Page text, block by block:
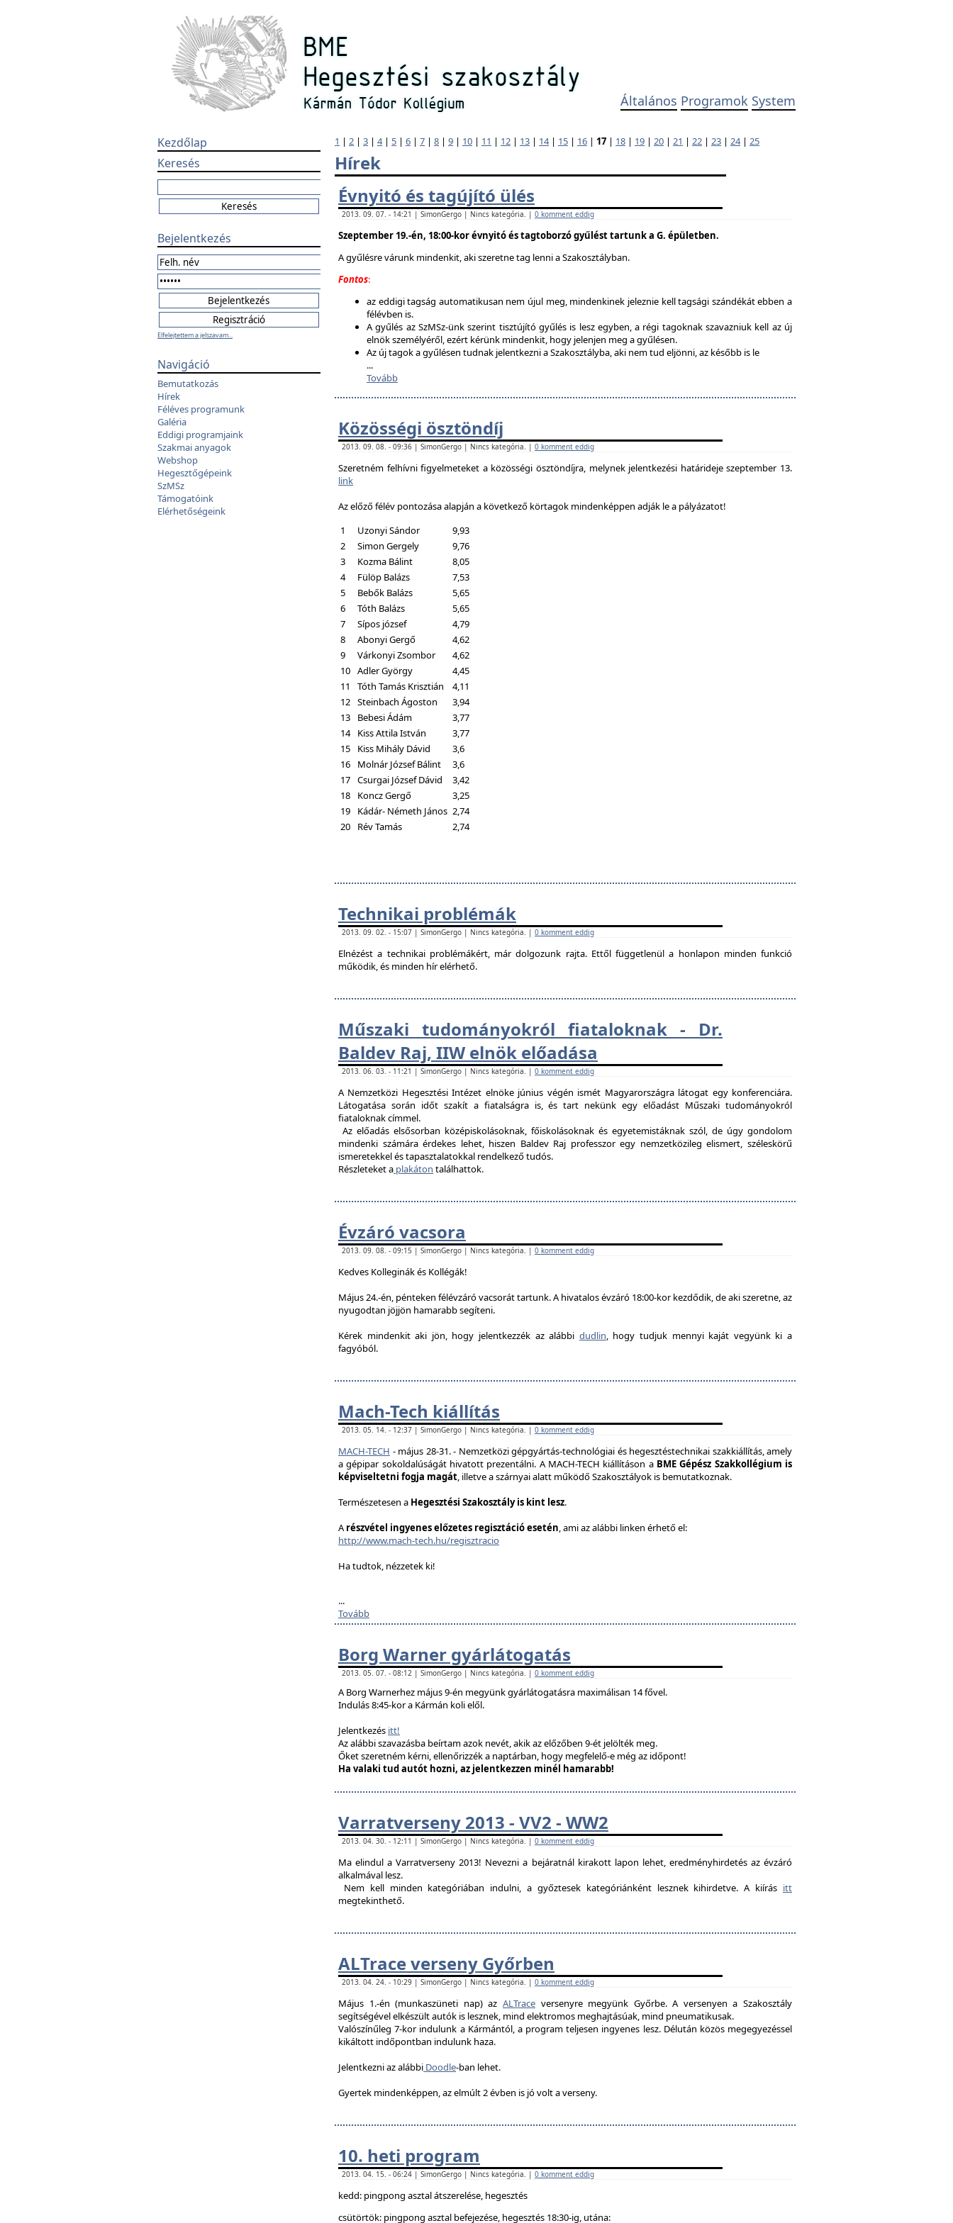
Általános Programok System
Kezdőlap
Keresés
Bejelentkezés
Elfelejtettem a jelszavam...
Navigáció
Bemutatkozás
Hírek
Féléves programunk
Galéria
Eddigi programjaink
Szakmai anyagok
Webshop
Hegesztőgépeink
SzMSz
Támogatóink
Elérhetőségeink
1 | 2 | 3 | 4| 5 | 6 | 7 | 8 | 9 | 10 | 11 | 12 | 13 | 14| 15 | 16 | 17 | 18 | 19 | 20 | 21 | 22 | 23 | 24| 25
Hírek
Évnyitó és tagújító ülés
2013. 09. 07. - 14:21 | SimonGergo | Nincs kategória. | 0 komment eddig
Szeptember 19.-én, 18:00-kor évnyitó és tagtoborzó gyűlést tartunk a G. épületben.
A gyűlésre várunk mindenkit, aki szeretne tag lenni a Szakosztályban.
Fontos:
az eddigi tagság automatikusan nem újul meg, mindenkinek jeleznie kell tagsági szándékát ebben a
félévben is.
A gyűlés az SzMSz-ünk szerint tisztújító gyűlés is lesz egyben, a régi tagoknak szavazniuk kell az új
elnök személyéről, ezért kérünk mindenkit, hogy jelenjen meg a gyűlésen.
Az új tagok a gyűlésen tudnak jelentkezni a Szakosztályba, aki nem tud eljönni, az később is le
...
Tovább
Közösségi ösztöndíj
2013. 09. 08. - 09:36 | SimonGergo | Nincs kategória. | 0 komment eddig
Szeretném felhívni figyelmeteket a közösségi ösztöndíjra, melynek jelentkezési határideje szeptember 13.
link
Az előző félév pontozása alapján a következő körtagok mindenképpen adják le a pályázatot!
1
Uzonyi Sándor
9,93
2
Simon Gergely
9,76
3
Kozma Bálint
8,05
4
Fülöp Balázs
7,53
5
Bebők Balázs
5,65
6
Tóth Balázs
5,65
7
Sípos józsef
4,79
8
Abonyi Gergő
4,62
9
Várkonyi Zsombor
4,62
10 Adler György
4,45
11
Tóth Tamás Krisztián
4,11
12 Steinbach Ágoston
3,94
13
Bebesi Ádám
3,77
14 Kiss Attila István
3,77
15
Kiss Mihály Dávid
3,6
16
Molnár József Bálint
3,6
17 Csurgai József Dávid
3,42
18
Koncz Gergő
3,25
19
Kádár- Németh János 2,74
20
Rév Tamás 2,74
Technikai problémák
2013. 09. 02. - 15:07 | SimonGergo | Nincs kategória. | 0 komment eddig
Elnézést a technikai problémákért, már dolgozunk rajta. Ettől függetlenül a honlapon minden funkció
működik, és minden hír elérhető.
Műszaki tudományokról fiataloknak - Dr.
Baldev Raj, IIW elnök előadása
2013. 06. 03. - 11:21 | SimonGergo | Nincs kategória. | 0 komment eddig
A Nemzetközi Hegesztési Intézet elnöke június végén ismét Magyarországra látogat egy konferenciára.
Látogatása során időt szakít a fiatalságra is, és tart nekünk egy előadást Műszaki tudományokról
fiataloknak címmel.
Az előadás elsősorban középiskolásoknak, főiskolásoknak és egyetemistáknak szól, de úgy gondolom
mindenki számára érdekes lehet, hiszen Baldev Raj professzor egy nemzetközileg elismert, széleskörű
ismeretekkel és tapasztalatokkal rendelkező tudós.
Részleteket a plakáton találhattok.
Évzáró vacsora
2013. 09. 08. - 09:15 | SimonGergo | Nincs kategória. | 0 komment eddig
Kedves Kolleginák és Kollégák!
Május 24.-én, pénteken félévzáró vacsorát tartunk. A hivatalos évzáró 18:00-kor kezdődik, de aki szeretne, az
nyugodtan jöjjön hamarabb segíteni.
Kérek mindenkit aki jön, hogy jelentkezzék az alábbi dudlin, hogy tudjuk mennyi kaját vegyünk ki a
fagyóból.
Mach-Tech kiállítás
2013. 05. 14. - 12:37 | SimonGergo | Nincs kategória. | 0 komment eddig
MACH-TECH - május 28-31.- Nemzetközi gépgyártás-technológiai és hegesztéstechnikai szakkiállítás, amely
a gépipar sokoldalúságát hivatott prezentálni. A MACH-TECH kiállításon a BME Gépész Szakkollégium is
képviseltetni fogja magát, illetve a szárnyai alatt működő Szakosztályok is bemutatkoznak.
Természetesen a Hegesztési Szakosztály is kint lesz.
Arészvétel ingyenes előzetes regisztáció esetén, ami az alábbi linken érhető el:
http://www.mach-tech.hu/regisztracio
Ha tudtok, nézzetek ki!
...
Tovább
Borg Warner gyárlátogatás
2013. 05. 07. - 08:12 | SimonGergo | Nincs kategória. | 0 komment eddig
A Borg Warnerhez május 9-én megyünk gyárlátogatásra maximálisan 14 fővel.
Indulás 8:45-kor a Kármán koli elől.
Jelentkezés itt!
Az alábbi szavazásba beírtam azok nevét, akik az előzőben 9-ét jelölték meg.
Őket szeretném kérni, ellenőrizzék a naptárban, hogy megfelelő-e még az időpont!
Ha valaki tud autót hozni, az jelentkezzen minél hamarabb!
Varratverseny 2013 - VV2 - WW2
2013. 04. 30. - 12:11 | SimonGergo | Nincs kategória. | 0 komment eddig
Ma elindul a Varratverseny 2013! Nevezni a bejáratnál kirakott lapon lehet, eredményhirdetés az évzáró
alkalmával lesz.
Nem kell minden kategóriában indulni, a győztesek kategóriánként lesznek kihirdetve. A kiírás itt
megtekinthető.
ALTrace verseny Győrben
2013. 04. 24. - 10:29 | SimonGergo | Nincs kategória. | 0 komment eddig
Május 1.-én (munkaszüneti nap) az ALTraceversenyre megyünk Győrbe. A versenyen a Szakosztály
segítségével elkészült autók is lesznek, mind elektromos meghajtásúak, mind pneumatikusak.
Valószínűleg 7-kor indulunk a Kármántól, a program teljesen ingyenes lesz.Délután közös megegyezéssel
kikáltott indőpontban indulunk haza.
Jelentkezni az alábbi Doodle-ban lehet.
Gyertek mindenképpen, az elmúlt 2 évben is jó volt a verseny.
10. heti program
2013. 04. 15. - 06:24 | SimonGergo | Nincs kategória. | 0 komment eddig
kedd: pingpong asztal átszerelése, hegesztés
csütörtök: pingpong asztal befejezése, hegesztés 18:30-ig, utána: